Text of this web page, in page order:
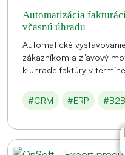
Automatizácia
včasnú úhradu
Automatické
zákazníkom a zľavový
k úhrade faktúry v
#CRM #ERP #B2B